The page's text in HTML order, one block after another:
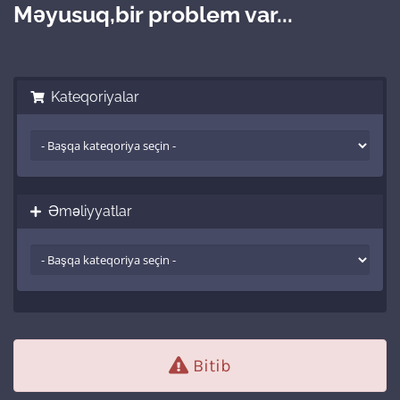
Məyusuq,bir problem var...
Kateqoriyalar
Əməliyyatlar
Bitib